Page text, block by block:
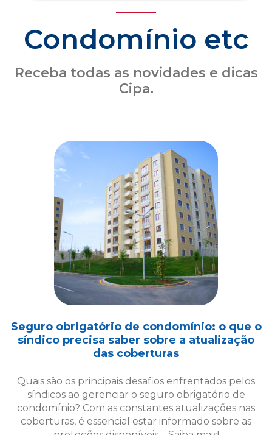
Seguro obrigatório de condomínio: o que o
síndico precisa saber sobre a atualização
das coberturas
Quais são os principais desafios enfrentados pelos
síndicos ao gerenciar o seguro obrigatório de
coberturas, é essencial estar informado sobre as
proteções disponíveis.... Saiba mais!